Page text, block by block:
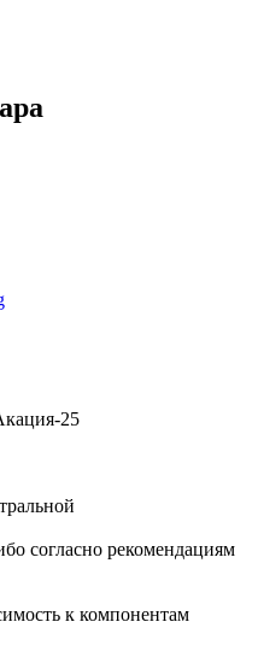
25
согласно рекомендациям
к компонентам